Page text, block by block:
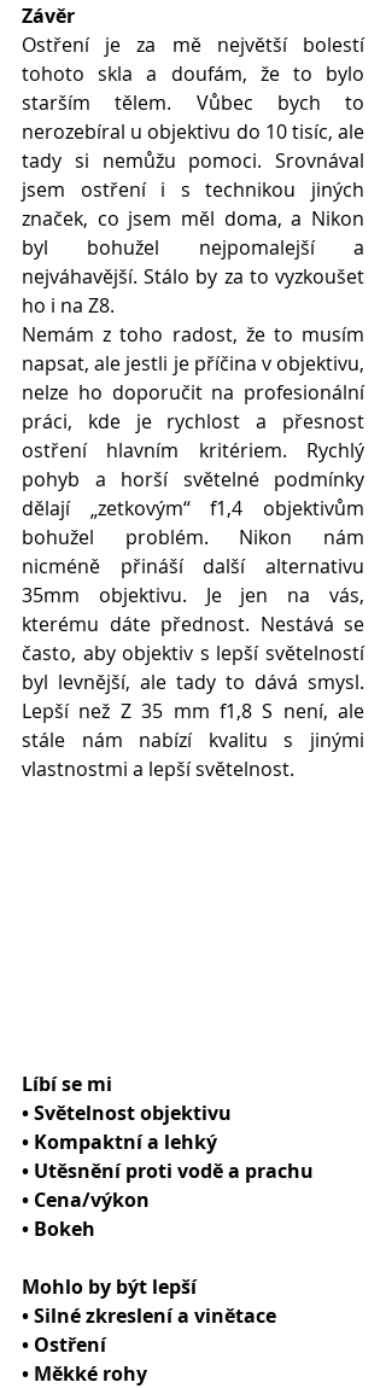
Závěr
Ostření je za mě největší bolestí
tohoto skla a doufám, že to bylo
starším tělem. Vůbec bych to
nerozebíral u objektivu do 10 tisíc, ale
tady si nemůžu pomoci. Srovnával
jsem ostření i s technikou jiných
značek, co jsem měl doma, a Nikon
byl bohužel nejpomalejší a
nejváhavější. Stálo by za to vyzkoušet
ho i na Z8.
Nemám z toho radost, že to musím
napsat, ale jestli je příčina v objektivu,
nelze ho doporučit na profesionální
práci, kde je rychlost a přesnost
ostření hlavním kritériem. Rychlý
pohyb a horší světelné podmínky
dělají „zetkovým“ f1,4 objektivům
bohužel problém. Nikon nám
nicméně přináší další alternativu
35mm objektivu. Je jen na vás,
kterému dáte přednost. Nestává se
často, aby objektiv s lepší světelností
byl levnější, ale tady to dává smysl.
Lepší než Z 35 mm f1,8 S není, ale
stále nám nabízí kvalitu s jinými
vlastnostmi a lepší světelnost.
Líbí se mi
• Světelnost objektivu
• Kompaktní a lehký
• Utěsnění proti vodě a prachu
• Cena/výkon
• Bokeh
Mohlo by být lepší
• Silné zkreslení a vinětace
• Ostření
• Měkké rohy